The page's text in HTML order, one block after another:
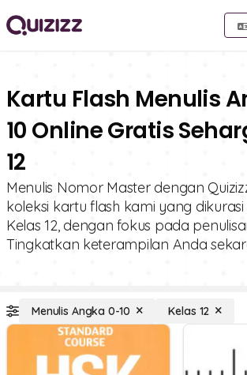
Kartu Flash Menulis
10 Online Gratis
12
Menulis Nomor Master dengan
koleksi kartu flash kami yang dikurasi
Kelas 12, dengan fokus pada
Tingkatkan keterampilan Anda
Menulis Angka 0-10 Kelas 12